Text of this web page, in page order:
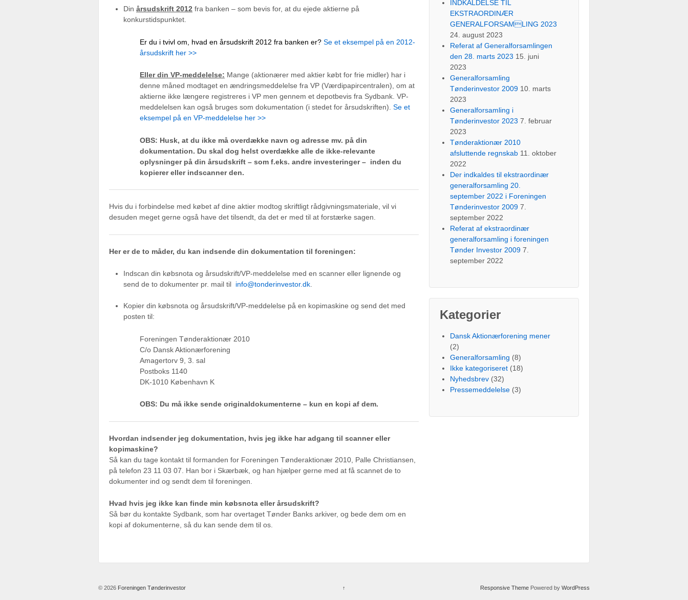
Din årsudskrift 2012 fra banken – som bevis for, at du ejede aktierne på
konkurstidspunktet.
Er du i tvivl om, hvad en årsudskrift 2012 fra banken er? Se et eksempel på en 2012-
årsudskrift her >>
Eller din VP-meddelelse: Mange (aktionærer med aktier købt for frie midler) har i
denne måned modtaget en ændringsmeddelelse fra VP (Værdipapircentralen), om at
aktierne ikke længere registreres i VP men gennem et depotbevis fra Sydbank. VP-
meddelelsen kan også bruges som dokumentation (i stedet for årsudskriften). Se et
eksempel på en VP-meddelelse her >>
OBS: Husk, at du ikke må overdække navn og adresse mv. på din
dokumentation. Du skal dog helst overdække alle de ikke-relevante
oplysninger på din årsudskrift – som f.eks. andre investeringer – inden du
kopierer eller indscanner den.
Hvis du i forbindelse med købet af dine aktier modtog skriftligt rådgivningsmateriale, vil vi
desuden meget gerne også have det tilsendt, da det er med til at forstærke sagen.
Her er de to måder, du kan indsende din dokumentation til foreningen:
Indscan din købsnota og årsudskrift/VP-meddelelse med en scanner eller lignende og
send de to dokumenter pr. mail til info@tonderinvestor.dk.
Kopier din købsnota og årsudskrift/VP-meddelelse på en kopimaskine og send det med
posten til:
Foreningen Tønderaktionær 2010
C/o Dansk Aktionærforening
Amagertorv 9, 3. sal
Postboks 1140
DK-1010 København K
OBS: Du må ikke sende originaldokumenterne – kun en kopi af dem.
Hvordan indsender jeg dokumentation, hvis jeg ikke har adgang til scanner eller
kopimaskine?
Så kan du tage kontakt til formanden for Foreningen Tønderaktionær 2010, Palle Christiansen,
på telefon 23 11 03 07. Han bor i Skærbæk, og han hjælper gerne med at få scannet de to
dokumenter ind og sendt dem til foreningen.
Hvad hvis jeg ikke kan finde min købsnota eller årsudskrift?
Så bør du kontakte Sydbank, som har overtaget Tønder Banks arkiver, og bede dem om en
kopi af dokumenterne, så du kan sende dem til os.
INDKALDELSE TIL
EKSTRAORDINÆR
GENERALFORSAMLING 2023
24. august 2023
Referat af Generalforsamlingen
den 28. marts 2023 15. juni
2023
Generalforsamling
Tønderinvestor 2009 10. marts
2023
Generalforsamling i
Tønderinvestor 2023 7. februar
2023
Tønderaktionær 2010
afsluttende regnskab 11. oktober
2022
Der indkaldes til ekstraordinær
generalforsamling 20.
september 2022 i Foreningen
Tønderinvestor 2009 7.
september 2022
Referat af ekstraordinær
generalforsamling i foreningen
Tønder Investor 2009 7.
september 2022
Kategorier
Dansk Aktionærforening mener
(2)
Generalforsamling (8)
Ikke kategoriseret (18)
Nyhedsbrev (32)
Pressemeddelelse (3)
© 2026 Foreningen Tønderinvestor ↑ Responsive ThemePowered by WordPress